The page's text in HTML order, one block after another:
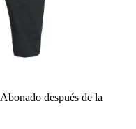
Abonado después de la